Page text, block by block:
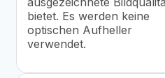
bietet. Es werden keine
optischen Aufheller
verwendet.